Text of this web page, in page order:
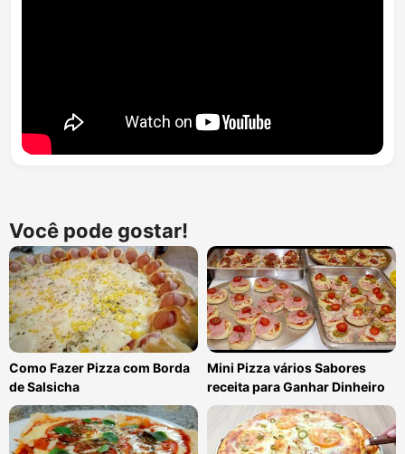
Você pode gostar!
Como Fazer Pizza com Borda
de Salsicha
Mini Pizza vários Sabores
receita para Ganhar Dinheiro